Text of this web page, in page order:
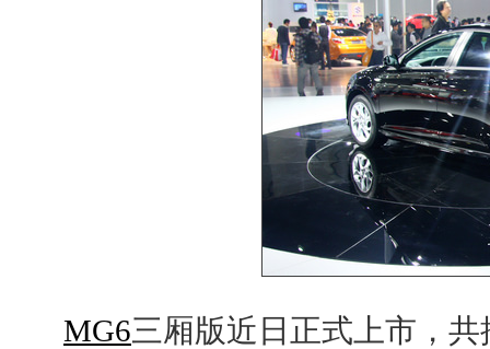
MG6三厢版近日正式上市，